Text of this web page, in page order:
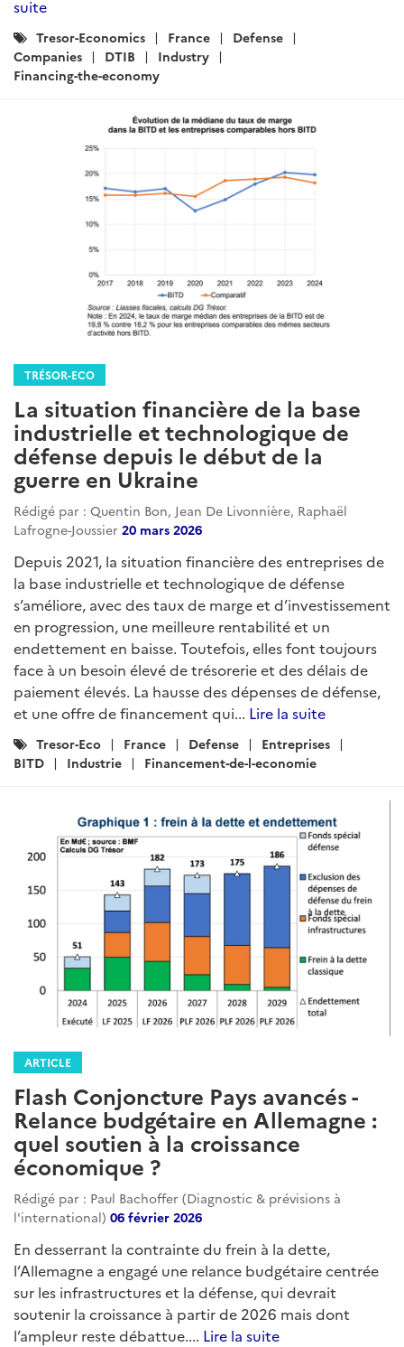
suite
Catégories
:
Tresor-Economics France
Defense
Companies
DTIB
Industry
Financing-the-economy
TRÉSOR-ECO
La situation financière de la base
industrielle et technologique de
défense depuis le début de la
guerre en Ukraine
Rédigé par : Quentin Bon, Jean De Livonnière, Raphaël
Lafrogne-Joussier 20 mars 2026
Depuis 2021, la situation financière des entreprises de
la base industrielle et technologique de défense
s’améliore, avec des taux de marge et d’investissement
en progression, une meilleure rentabilité et un
endettement en baisse. Toutefois, elles font toujours
face à un besoin élevé de trésorerie et des délais de
paiement élevés. La hausse des dépenses de défense,
et une offre de financement qui... Lire la suite
Catégories
:
Tresor-Eco France Defense
Entreprises
BITD
Industrie Financement-de-l-economie
ARTICLE
Flash Conjoncture Pays avancés -
Relance budgétaire en Allemagne :
quel soutien à la croissance
économique ?
Rédigé par : Paul Bachoffer (Diagnostic & prévisions à
l'international) 06 février 2026
En desserrant la contrainte du frein à la dette,
l’Allemagne a engagé une relance budgétaire centrée
sur les infrastructures et la défense, qui devrait
soutenir la croissance à partir de 2026 mais dont
l’ampleur reste débattue.... Lire la suite